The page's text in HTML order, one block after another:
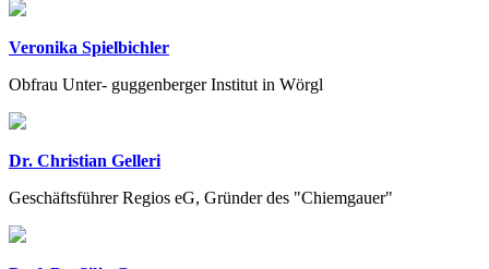
Veronika Spielbichler
Obfrau Unter- guggenberger Institut in Wörgl
Dr. Christian Gelleri
Geschäftsführer Regios eG, Gründer des "Chiemgauer"